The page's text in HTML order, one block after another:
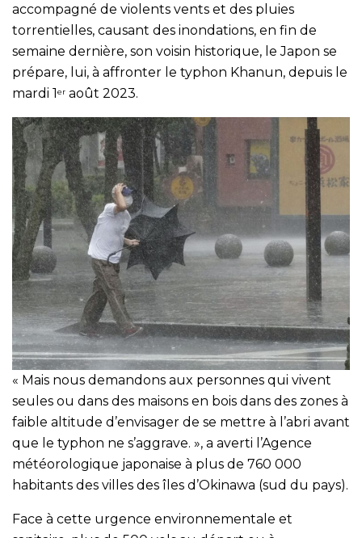
accompagné de violents vents et des pluies
torrentielles, causant des inondations, en fin de
semaine dernière, son voisin historique, le Japon se
prépare, lui, à affronter le typhon Khanun, depuis le
mardi 1er août 2023.
« Mais nous demandons aux personnes qui vivent
seules ou dans des maisons en bois dans des zones à
faible altitude d’envisager de se mettre à l’abri avant
que le typhon ne s’aggrave. », a averti l’Agence
météorologique japonaise à plus de 760 000
habitants des villes des îles d’Okinawa (sud du pays).
Face à cette urgence environnementale et